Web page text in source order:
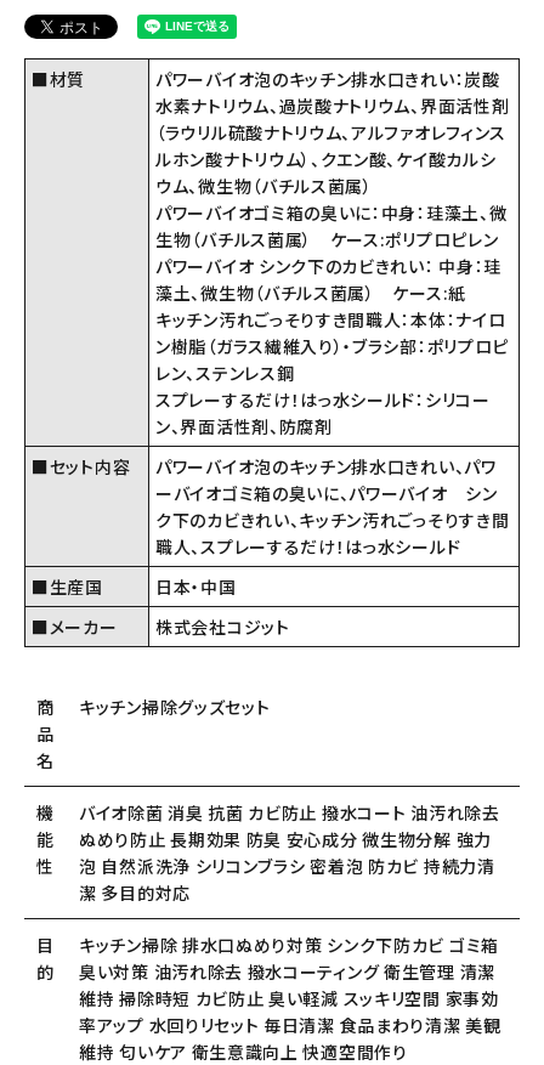
■材質
パワーバイオ泡のキッチン排水口きれい：炭酸
水素ナトリウム、過炭酸ナトリウム、界面活性剤
（ラウリル硫酸ナトリウム、アルファオレフィンス
ルホン酸ナトリウム）、クエン酸、ケイ酸カルシ
ウム、微生物（バチルス菌属）
パワーバイオゴミ箱の臭いに：中身：珪藻土、微
生物（バチルス菌属） ケース:ポリプロピレン
パワーバイオ シンク下のカビきれい： 中身：珪
藻土、微生物（バチルス菌属） ケース:紙
キッチン汚れごっそりすき間職人：本体：ナイロ
ン樹脂（ガラス繊維入り）・ブラシ部：ポリプロピ
レン、ステンレス鋼
スプレーするだけ！はっ水シールド：シリコー
ン、界面活性剤、防腐剤
■セット内容
パワーバイオ泡のキッチン排水口きれい、パワ
ーバイオゴミ箱の臭いに、パワーバイオ シン
ク下のカビきれい、キッチン汚れごっそりすき間
職人、スプレーするだけ！はっ水シールド
■生産国
日本・中国
■メーカー
株式会社コジット
商
品
名
キッチン掃除グッズセット
機
能
性
バイオ除菌 消臭 抗菌 カビ防止 撥水コート 油汚れ除去
ぬめり防止 長期効果 防臭 安心成分 微生物分解 強力
泡 自然派洗浄 シリコンブラシ 密着泡 防カビ 持続力清
潔 多目的対応
目
的
キッチン掃除 排水口ぬめり対策 シンク下防カビ ゴミ箱
臭い対策 油汚れ除去 撥水コーティング 衛生管理 清潔
維持 掃除時短 カビ防止 臭い軽減 スッキリ空間 家事効
率アップ 水回りリセット 毎日清潔 食品まわり清潔 美観
維持 匂いケア 衛生意識向上 快適空間作り